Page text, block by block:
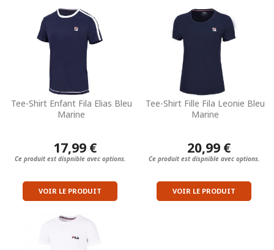
Tee-Shirt Enfant Fila Elias Bleu
Marine
17,99 €
Ce produit est dispnible avec options.
VOIR LE PRODUIT
Tee-Shirt Fille Fila Leonie Bleu
Marine
20,99 €
Ce produit est dispnible avec options.
VOIR LE PRODUIT